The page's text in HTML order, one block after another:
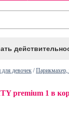
девочек /Парикмахер,
premium 1 в